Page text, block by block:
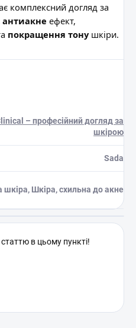
комплексний догляд за
антиакне ефект,
покращення тонушкіри.
– професійний догляд за
шкірою
Sada
Шкіра, схильна до акне
в цьому пункті!